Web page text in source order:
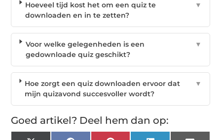
Hoeveel tijd kost het om een quiz te
downloaden en in te zetten?
▼
Voor welke gelegenheden is een
gedownloade quiz geschikt?
▼
Hoe zorgt een quiz downloaden ervoor dat
mijn quizavond succesvoller wordt?
▼
Goed artikel? Deel hem dan op: